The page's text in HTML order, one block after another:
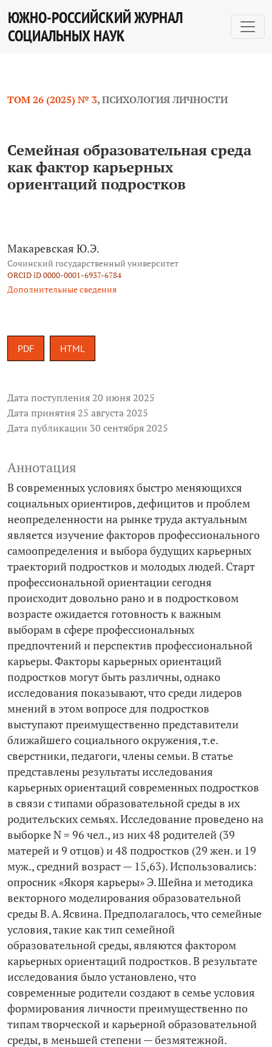
Семейная образовательная среда как фактор
ЮЖНО-РОССИЙСКИЙ ЖУРНАЛ
СОЦИАЛЬНЫХ НАУК
ТОМ 26 (2025) № 3,ПСИХОЛОГИЯ ЛИЧНОСТИ
Семейная образовательная среда
как фактор карьерных
ориентаций подростков
Макаревская Ю.Э.
Сочинский государственный университет
ORCID iD 0000-0001-6937-6784
Дополнительные сведения
PDF HTML
Дата поступления 20 июня 2025
Дата принятия 25 августа 2025
Дата публикации 30 сентября 2025
Аннотация
В современных условиях быстро меняющихся
социальных ориентиров, дефицитов и проблем
неопределенности на рынке труда актуальным
является изучение факторов профессионального
самоопределения и выбора будущих карьерных
траекторий подростков и молодых людей. Старт
профессиональной ориентации сегодня
происходит довольно рано и в подростковом
возрасте ожидается готовность к важным
выборам в сфере профессиональных
предпочтений и перспектив профессиональной
карьеры. Факторы карьерных ориентаций
подростков могут быть различны, однако
исследования показывают, что среди лидеров
мнений в этом вопросе для подростков
выступают преимущественно представители
ближайшего социального окружения, т. е.
сверстники, педагоги, члены семьи. В статье
представлены результаты исследования
карьерных ориентаций современных подростков
в связи с типами образовательной среды в их
родительских семьях. Исследование проведено на
выборке N = 96 чел., из них 48 родителей (39
матерей и 9 отцов) и 48 подростков (29 жен. и 19
муж., средний возраст — 15,63). Использовались:
опросник «Якоря карьеры» Э. Шейна и методика
векторного моделирования образовательной
среды В. А. Ясвина. Предполагалось, что семейные
условия, такие как тип семейной
образовательной среды, являются фактором
карьерных ориентаций подростков. В результате
исследования было установлено, что
современные родители создают в семье условия
формирования личности преимущественно по
типам творческой и карьерной образовательной
среды, в меньшей степени — безмятежной.